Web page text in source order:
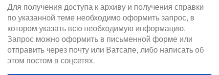
Для получения доступа к архиву и получения справки
по указанной теме необходимо оформить запрос, в
котором указать всю необходимую информацию.
Запрос можно оформить в письменной форме или
отправить через почту или Ватсапе, либо написать об
этом постом в соцсетях.